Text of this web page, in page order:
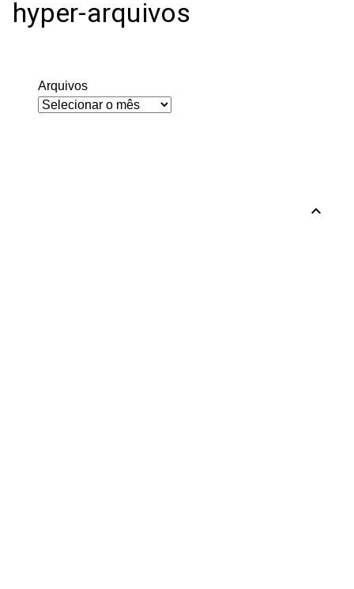
hyper-arquivos
Arquivos
expand_less